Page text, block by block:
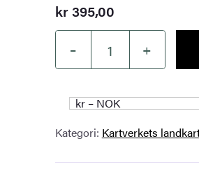
kr395,00
–
Kartverket
landkart
(N50):
+
kr – NOK
Kategori: Kartverkets